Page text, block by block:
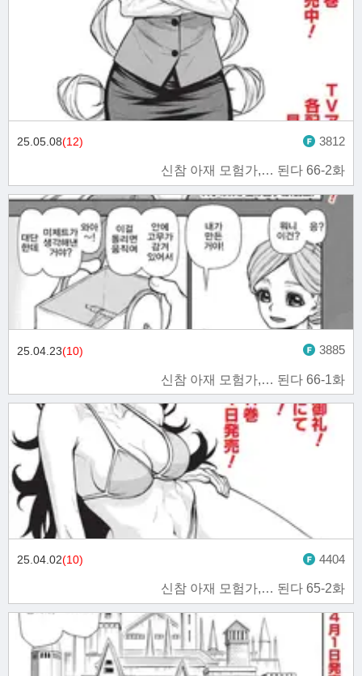
신참 아재 모험가,… 된다 66-2화
25.05.08(12) 3812
신참 아재 모험가,… 된다 66-1화
25.04.23(10) 3885
신참 아재 모험가,… 된다 65-2화
25.04.02(10) 4404